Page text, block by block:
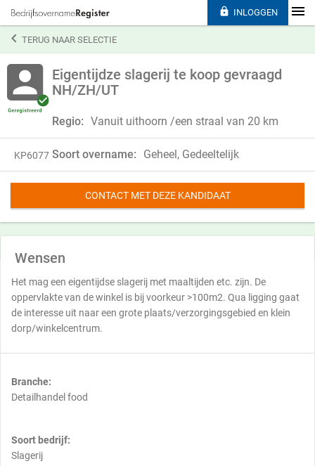
TERUG NAAR SELECTIE
Eigentijdze slagerij te koop gevraagd
NH/ZH/UT
Regio: Vanuit uithoorn /een straal van 20 km
KP6077 Soort overname: Geheel, Gedeeltelijk
CONTACT MET DEZE KANDIDAAT
Wensen
Het mag een eigentijdse slagerij met maaltijden etc. zijn. De
oppervlakte van de winkel is bij voorkeur >100m2. Qua ligging gaat
de interesse uit naar een grote plaats/verzorgingsgebied en klein
dorp/winkelcentrum.
Branche:
Detailhandel food
Soort bedrijf:
Slagerij
 INLOGGEN